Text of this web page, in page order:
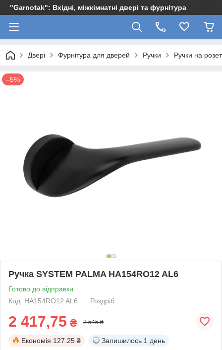
"Garnotak": Вхідні, міжкімнатні двері та фурнітура
Двері Фурнітура для дверей Ручки Ручки на
–5%
Ручка SYSTEM PALMA HA154RO12 AL6
Готово до відправки
Код: HA154RO12 AL6
Роздріб
2 417,75 ₴ 2 545 ₴
Економія 127.25 ₴ Залишилось 1 день